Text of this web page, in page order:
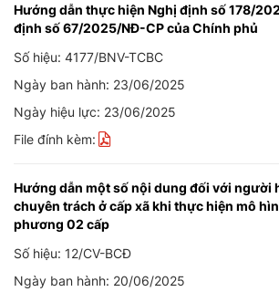
Hướng dẫn thực hiện Nghị định số 178/
định số 67/2025/NĐ-CP của Chính phủ
Số hiệu: 4177/BNV-TCBC
Ngày ban hành: 23/06/2025
Ngày hiệu lực: 23/06/2025
File đính kèm:
Hướng dẫn một số nội dung đối với người
chuyên trách ở cấp xã khi thực hiện mô
phương 02 cấp
Số hiệu: 12/CV-BCĐ
Ngày ban hành: 20/06/2025